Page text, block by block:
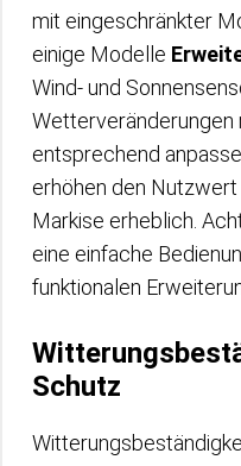
mit eingeschränkter
einige Modelle
Wind- und
Wetterveränderungen
entsprechend
erhöhen den
Markise erheblich.
eine einfache
funktionalen
Schutz